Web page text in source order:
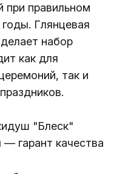
при правильном
Глянцевая
набор
как для
так и
"Блеск"
гарант качества